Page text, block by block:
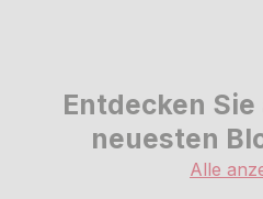
Entdecken
neuesten
Alle